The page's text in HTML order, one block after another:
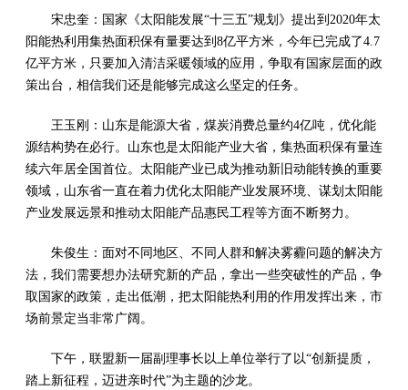
宋忠奎：国家《太阳能发展“十三五”规划》提出到2020年太
阳能热利用集热面积保有量要达到8亿平方米，今年已完成了4.7
亿平方米，只要加入清洁采暖领域的应用，争取有国家层面的政
策出台，相信我们还是能够完成这么坚定的任务。
王玉刚：山东是能源大省，煤炭消费总量约4亿吨，优化能
源结构势在必行。山东也是太阳能产业大省，集热面积保有量连
续六年居全国首位。太阳能产业已成为推动新旧动能转换的重要
领域，山东省一直在着力优化太阳能产业发展环境、谋划太阳能
产业发展远景和推动太阳能产品惠民工程等方面不断努力。
朱俊生：面对不同地区、不同人群和解决雾霾问题的解决方
法，我们需要想办法研究新的产品，拿出一些突破性的产品，争
取国家的政策，走出低潮，把太阳能热利用的作用发挥出来，市
场前景定当非常广阔。
下午，联盟新一届副理事长以上单位举行了以“创新提质，
踏上新征程，迈进亲时代”为主题的沙龙。